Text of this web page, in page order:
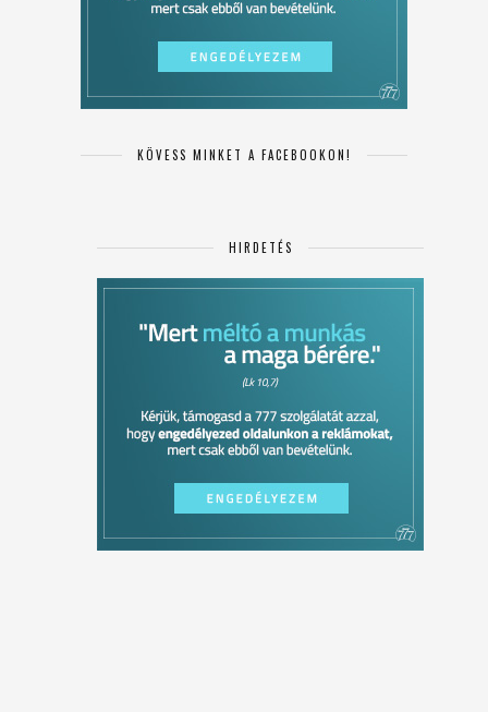
KÖVESS MINKET A FACEBOOKON!
HIRDETÉS